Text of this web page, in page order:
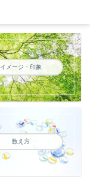
イメージ・印象
数え方